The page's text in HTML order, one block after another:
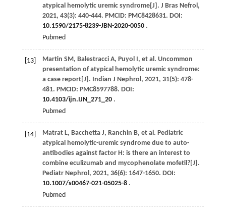
atypical hemolytic uremic syndrome[J]. J Bras Nefrol ,
2021, 43(3): 440-444. PMCID: PMC8428631. DOI:
10.1590/2175-8239-JBN-2020-0050.
Pubmed
[13] Martin SM, Balestracci A, Puyol I, et al . Uncommon
presentation of atypical hemolytic uremic syndrome:
a case report[J]. Indian J Nephrol , 2021, 31(5): 478-
481. PMCID: PMC8597788. DOI:
10.4103/ijn.IJN_271_20.
Pubmed
[14] Matrat L, Bacchetta J, Ranchin B, et al . Pediatric
atypical hemolytic-uremic syndrome due to auto-
antibodies against factor H: is there an interest to
combine eculizumab and mycophenolate mofetil?[J].
Pediatr Nephrol , 2021, 36(6): 1647-1650. DOI:
10.1007/s00467-021-05025-8.
Pubmed